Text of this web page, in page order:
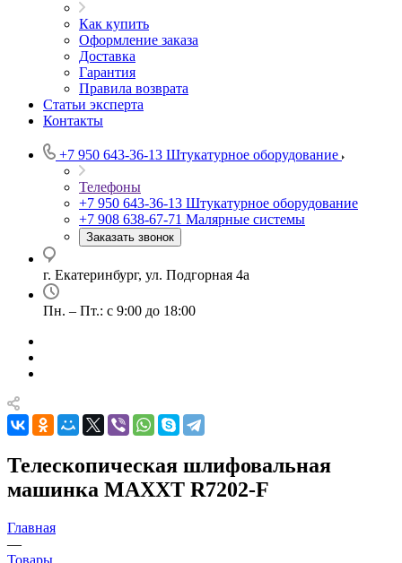
Как купить
Оформление заказа
Доставка
Гарантия
Правила возврата
Статьи эксперта
Контакты
+7 950 643-36-13 Штукатурное оборудование
Телефоны
+7 950 643-36-13 Штукатурное оборудование
+7 908 638-67-71 Малярные системы
Заказать звонок
г. Екатеринбург, ул. Подгорная 4а
Пн. – Пт.: с 9:00 до 18:00
Телескопическая шлифовальная
машинка MAXXT R7202-F
Главная
—
Товары